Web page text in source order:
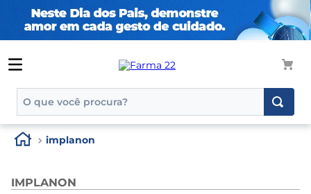
TERMOS MAIS BUSCADOS
2
rosuvastatina 20mg
implanon
IMPLANON